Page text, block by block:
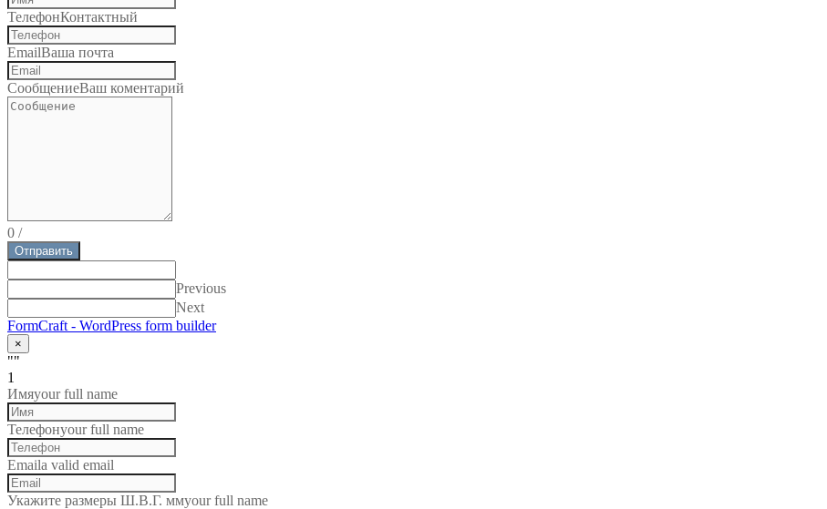
ТелефонКонтактный
EmailВаша почта
СообщениеВаш коментарий
0 /
Отправить
Previous
Next
FormCraft - WordPress form builder
×
""
1
Имяyour full name
Телефонyour full name
Emaila valid email
Укажите размеры Ш.В.Г. ммyour full name